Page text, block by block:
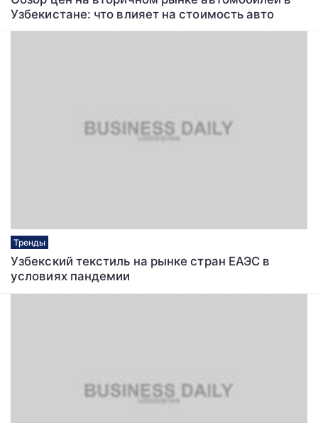
Узбекистане: что влияет на стоимость авто
Тренды
Узбекский текстиль на рынке стран ЕАЭС в
условиях пандемии